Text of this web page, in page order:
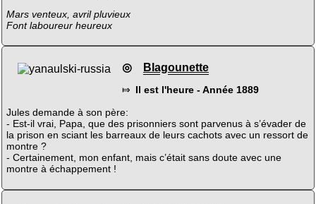
Mars venteux, avril pluvieux
Font laboureur heureux
◎ Blagounette
⤇ Il est l'heure - Année 1889
Jules demande à son père:
- Est-il vrai, Papa, que des prisonniers sont parvenus à s’évader de
la prison en sciant les barreaux de leurs cachots avec un ressort de
montre ?
- Certainement, mon enfant, mais c’était sans doute avec une
montre à échappement !